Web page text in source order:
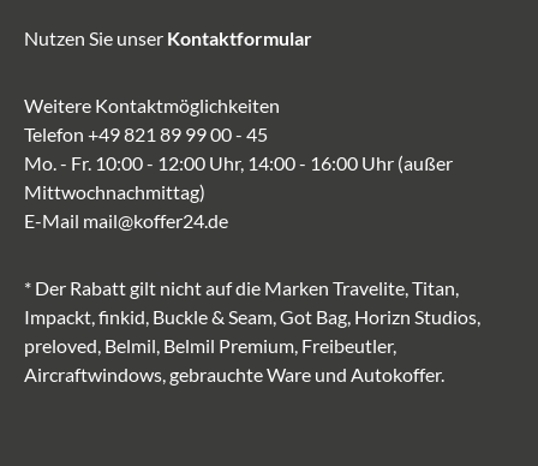
Nutzen Sie unser Kontaktformular
Weitere Kontaktmöglichkeiten
Telefon +49 821 89 99 00 - 45
Mo. - Fr. 10:00 - 12:00 Uhr, 14:00 - 16:00 Uhr (außer
Mittwochnachmittag)
E-Mail mail@koffer24.de
* Der Rabatt gilt nicht auf die Marken Travelite, Titan,
Impackt, finkid, Buckle & Seam, Got Bag, Horizn Studios,
preloved, Belmil, Belmil Premium, Freibeutler,
Aircraftwindows, gebrauchte Ware und Autokoffer.